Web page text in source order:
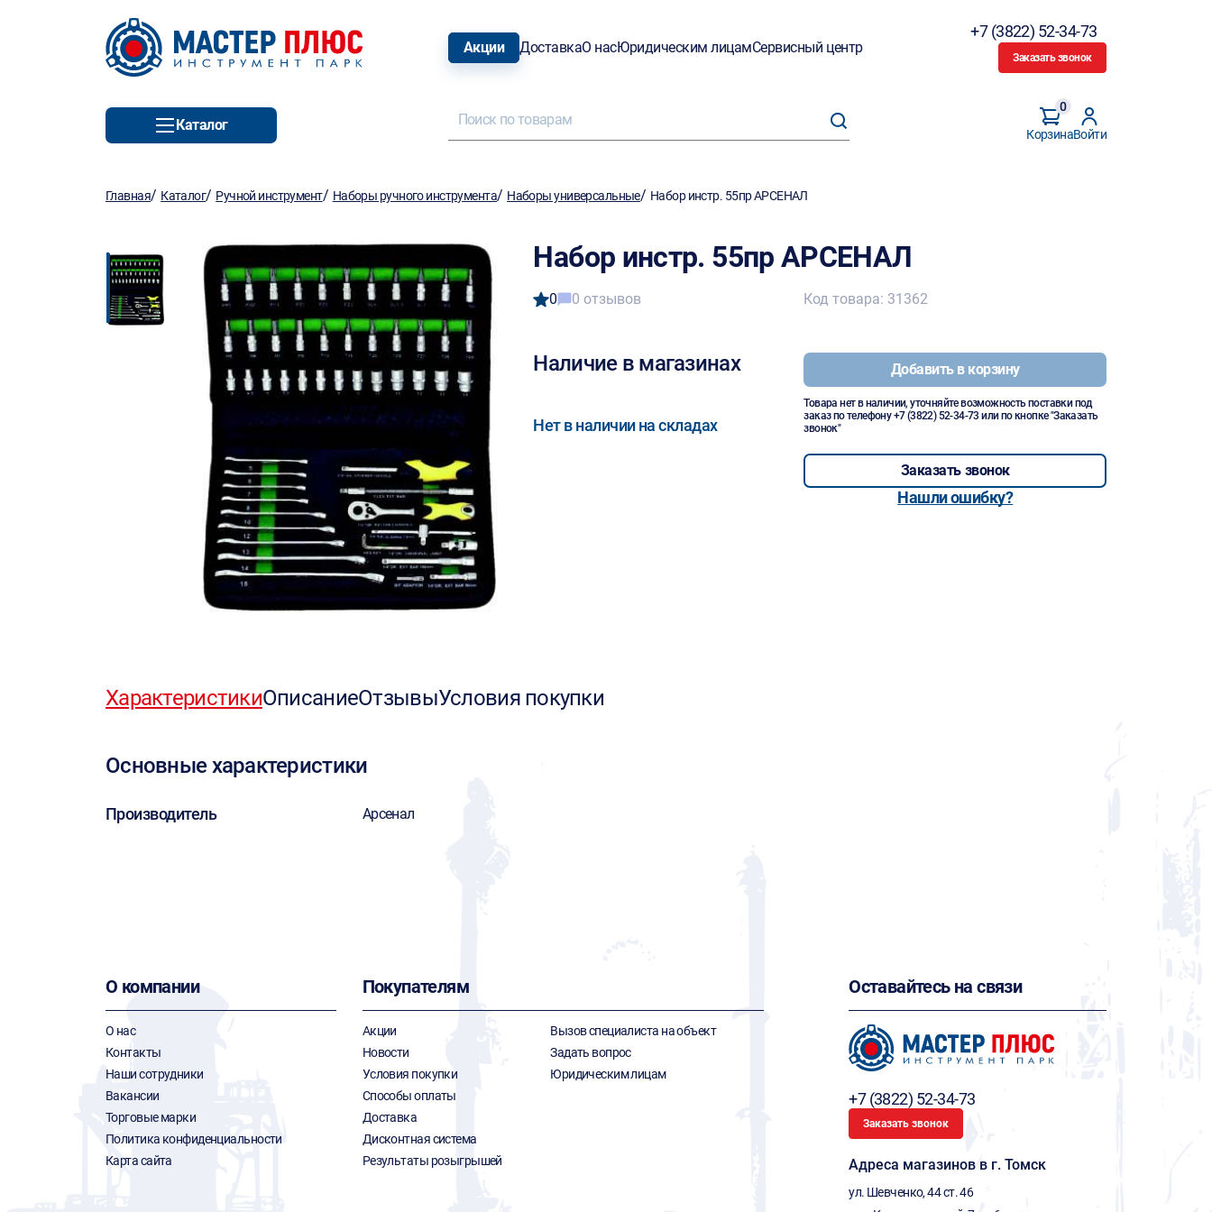
Акции ДоставкаО насЮридическим лицамСервисный центр
+7 (3822) 52-34-73
Заказать звонок
Каталог
Корзина
0
Войти
Главная/ Каталог/ Ручной инструмент/ Наборы ручного инструмента/ Наборы универсальные/ Набор инстр. 55пр АРСЕНАЛ
Набор инстр. 55пр АРСЕНАЛ
0 0 отзывов
Наличие в магазинах
Нет в наличии на складах
Код товара: 31362
Добавить в корзину
Товара нет в наличии, уточняйте возможность поставки под
заказ по телефону+7 (3822) 52-34-73 или по кнопке "Заказать
звонок"
Заказать звонок
Нашли ошибку?
ХарактеристикиОписаниеОтзывыУсловия покупки
Основные характеристики
Производитель Арсенал
О компании
О нас
Контакты
Наши сотрудники
Вакансии
Торговые марки
Политика конфиденциальности
Карта сайта
Покупателям
Акции
Новости
Условия покупки
Способы оплаты
Доставка
Дисконтная система
Результаты розыгрышей
Вызов специалиста на объект
Задать вопрос
Юридическим лицам
Оставайтесь на связи
+7 (3822) 52-34-73
Заказать звонок
Адреса магазинов в г. Томск
ул. Шевченко, 44 ст. 46